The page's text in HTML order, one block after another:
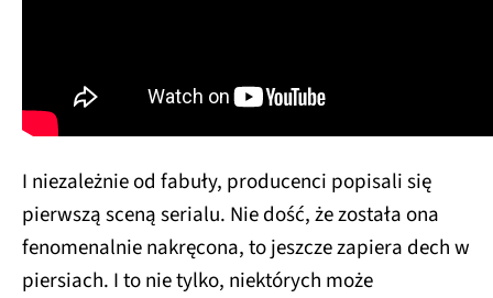
I niezależnie od fabuły, producenci popisali się
pierwszą sceną serialu. Nie dość, że została ona
fenomenalnie nakręcona, to jeszcze zapiera dech w
piersiach. I to nie tylko, niektórych może